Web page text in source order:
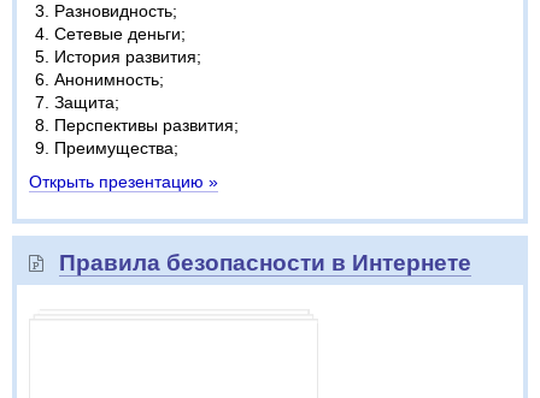
Разновидность;
Сетевые деньги;
История развития;
Анонимность;
Защита;
Перспективы развития;
Преимущества;
Открыть презентацию »
Правила безопасности в Интернете